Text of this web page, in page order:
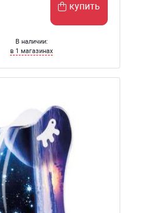
купить
В наличии:
в 1 магазинах